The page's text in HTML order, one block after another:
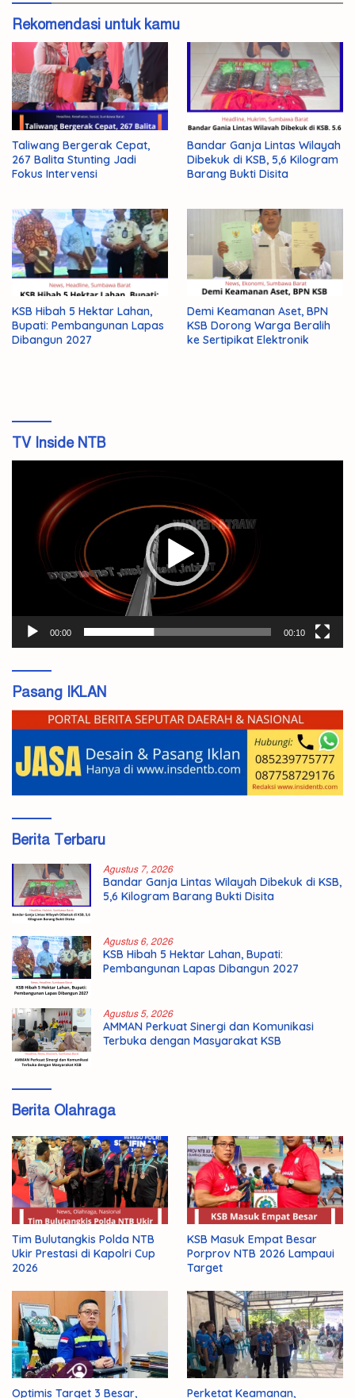
Rekomendasi untuk kamu
Taliwang Bergerak Cepat,
267 Balita Stunting Jadi
Fokus Intervensi
Bandar Ganja Lintas Wilayah
Dibekuk di KSB, 5,6 Kilogram
Barang Bukti Disita
KSB Hibah 5 Hektar Lahan,
Bupati: Pembangunan Lapas
Dibangun 2027
Demi Keamanan Aset, BPN
KSB Dorong Warga Beralih
ke Sertipikat Elektronik
TV Inside NTB
00:00 00:10
Pasang IKLAN
Berita Terbaru
Agustus 7, 2026
Bandar Ganja Lintas Wilayah Dibekuk di KSB,
5,6 Kilogram Barang Bukti Disita
Agustus 6, 2026
KSB Hibah 5 Hektar Lahan, Bupati:
Pembangunan Lapas Dibangun 2027
Agustus 5, 2026
AMMAN Perkuat Sinergi dan Komunikasi
Terbuka dengan Masyarakat KSB
Berita Olahraga
Tim Bulutangkis Polda NTB
Ukir Prestasi di Kapolri Cup
2026
KSB Masuk Empat Besar
Porprov NTB 2026 Lampaui
Target
Optimis Target 3 Besar, Perketat Keamanan,